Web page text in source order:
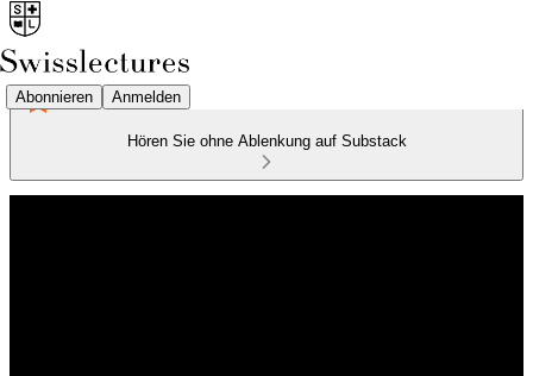
Abonnieren Anmelden
Hören Sie ohne Ablenkung auf Substack